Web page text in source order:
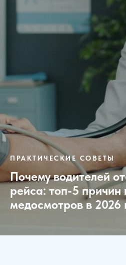
ПРАКТИЧЕСКИЕ СОВЕТЫ
Почему водителей
рейса: топ-5 причин
медосмотров в 2026